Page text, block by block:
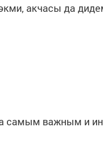
акчасы да
самым важным и